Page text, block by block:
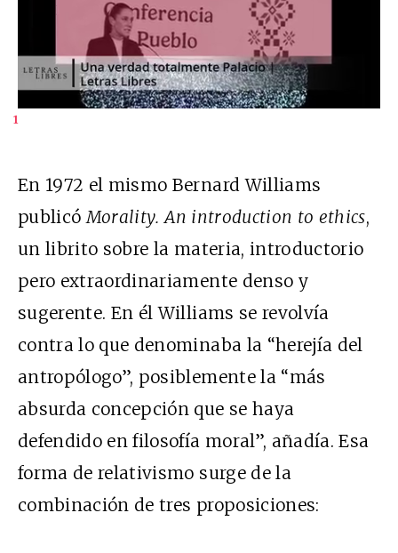
1
En 1972 el mismo Bernard Williams
publicó Morality. An introduction to ethics,
un librito sobre la materia, introductorio
pero extraordinariamente denso y
sugerente. En él Williams se revolvía
contra lo que denominaba la “herejía del
antropólogo”, posiblemente la “más
absurda concepción que se haya
defendido en filosofía moral”, añadía. Esa
forma de relativismo surge de la
combinación de tres proposiciones: